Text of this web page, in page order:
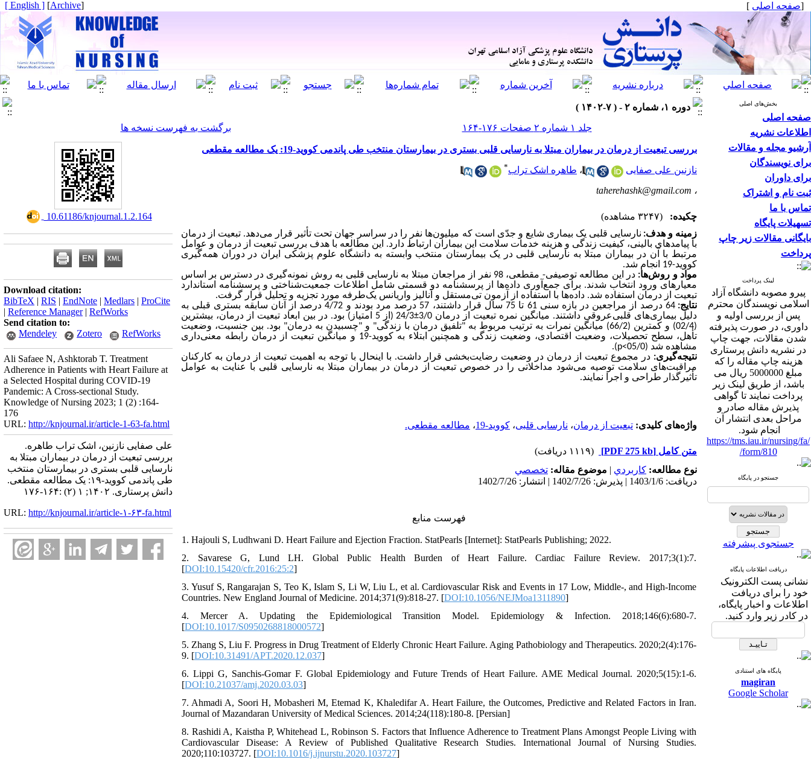
[صفحه اصلی ]
[
Archive
]
[ English ]
بخش‌های اصلی
صفحه اصلی
اطلاعات نشریه
آرشیو مجله و مقالات
برای نویسندگان
برای داوران
ثبت نام و اشتراک
تماس با ما
تسهیلات پایگاه
بایگانی مقالات زیر چاپ
پرداخت
لینک پرداخت
پیرو مصوبه دانشگاه آزاد
اسلامی نویسندگان محترم
پس از بررسی اولیه و
داوری، در صورت پذیرفته
شدن مقالات، جهت چاپ
در نشریه دانش پرستاری
هزینه چاپ مقاله را که
مبلغ 5000000 ریال می
باشد، از طریق لینک زیر
پرداخت نمایند تا گواهی
پذیرش مقاله صادر و
مراحل بعدی انتشار آن
انجام شود.
https://tms.iau.ir/nursing/fa/
form/810/
جستجو در پایگاه
جستجوی پیشرفته
دریافت اطلاعات پایگاه
نشانی پست الکترونیک
خود را برای دریافت
اطلاعات و اخبار پایگاه،
در کادر زیر وارد کنید.
پایگاه های استنادی
magiran
Google Scholar
دوره ۱، شماره ۲ - ( ۷-۱۴۰۲ )
جلد ۱ شماره ۲ صفحات ۱۷۶-۱۶۴
برگشت به فهرست نسخه ها
بررسی تبعیت از درمان در بیماران مبتلا به نارسایی قلبی بستری در بیمارستان منتخب طی پاندمی کووید-19: یک مطالعه مقطعی
نازنین علی صفایی ، طاهره اشک تراب*
، taherehashk@gmail.com
چکیده: (۳۲۴۷ مشاهده)
زمینه و هدف: نارسایی قلبی یک بیماری شایع و جدّی است که میلیون‌ها نفر را در سراسر جهان تحت تأثیر قرار می‌دهد. تبعیت از درمان
با پیامدهای بالینی، کیفیت زندگی و هزینه خدمات سلامت این بیماران ارتباط دارد. این مطالعه با هدف بررسی تبعیت از درمان و عوامل
مرتبط با آن در بیماران مبتلا به نارسایی قلبی در یک بیمارستان منتخب وابسته به دانشگاه علوم پزشکی ایران در دوران همه‌گیری
کووید-19 انجام شد.
مواد و روشها:
در این مطالعه توصیفی- مقطعی، 98 نفر از مراجعان مبتلا به نارسایی قلبی به روش نمونه‌گیری در دسترس بر اساس
معیارهای ورود انتخاب شدند. برای جمع‌آوری داده‌ها از پرسشنامه دو قسمتی شامل اطلاعات جمعیت‌شناختی و پرسشنامه استاندارد
تبعیت از درمان استفاده شد. داده‌ها با استفاده از آزمون تی‌مستقل و آنالیز واریانس یک‌طرفه مورد تجزیه و تحلیل قرار گرفت.
نتایج:
64 درصد از مراجعین در بازه سنی 61 تا 75 سال قرار داشتند، 57 درصد مرد بودند و 4/72 درصد از آنان سابقه بستری قبلی به
دلیل بیماری‌های قلبی‌عروقی داشتند. میانگین نمره تبعیت از درمان 3/0
±
24/3 (از 5 امتیاز) بود. در بین ابعاد تبعیت از درمان، بیشترین
(02/4) و کمترین (66/2) میانگین نمرات به ترتیب مربوط به "تلفیق درمان با زندگی" و "چسبیدن به درمان" بود. بین جنسیت، وضعیت
تأهل، سطح تحصیلات، وضعیت اقتصادی، وضعیت زندگی و همچنین ابتلاء به کووید-19 و میانگین تبعیت از درمان رابطه معنی‌داری
مشاهده شد (05/0>
p
).
نتیجه‌گیری: در مجموع تبعیت از درمان در وضعیت رضایتبخشی قرار داشت. با اینحال با توجه به اهمیت تبعیت از درمان به کارکنان
مراقبت‌های سلامت توصیه می‌شود مداخلاتی را در خصوص تبعیت از درمان در بیماران مبتلا به نارسایی قلبی با عنایت به عوامل
تأثیرگذار طراحی و اجرا نمایند.
واژه‌های کلیدی: تبعیت از درمان، نارسایی قلبی، کووید-19 ، مطالعه مقطعی.
متن کامل [PDF 275 kb]
(۱۱۱۹ دریافت)
نوع مطالعه: كاربردي | موضوع مقاله: تخصصي
دریافت: 1403/1/6 | پذیرش: 1402/7/26 | انتشار: 1402/7/26
فهرست منابع
1. Hajouli S, Ludhwani D. Heart Failure and Ejection Fraction. StatPearls [Internet]: StatPearls Publishing; 2022.
2. Savarese G, Lund LH. Global Public Health Burden of Heart Failure. Cardiac Failure Review. 2017;3(1):7.
[DOI:10.15420/cfr.2016:25:2]
3. Yusuf S, Rangarajan S, Teo K, Islam S, Li W, Liu L, et al. Cardiovascular Risk and Events in 17 Low, Middle-, and High-Income
Countries. New England Journal of Medicine. 2014;371(9):818-27. [DOI:10.1056/NEJMoa1311890]
4. Mercer A. Updating the Epidemiological Transition Model. Epidemiology & Infection. 2018;146(6):680-7.
[DOI:10.1017/S0950268818000572]
5. Zhang S, Liu F. Progress in Drug Treatment of Elderly Chronic Heart Failure. Aging Pathobiology and Therapeutics. 2020;2(4):176-
9. [DOI:10.31491/APT.2020.12.037]
6. Lippi G, Sanchis-Gomar F. Global Epidemiology and Future Trends of Heart Failure. AME Medical Journal. 2020;5(15):1-6.
[DOI:10.21037/amj.2020.03.03]
7. Ahmadi A, Soori H, Mobasheri M, Etemad K, Khaledifar A. Heart Failure, the Outcomes, Predictive and Related Factors in Iran.
Journal of Mazandaran University of Medical Sciences. 2014;24(118):180-8. [Persian]
8. Rashidi A, Kaistha P, Whitehead L, Robinson S. Factors that Influence Adherence to Treatment Plans Amongst People Living with
Cardiovascular Disease: A Review of Published Qualitative Research Studies. International Journal of Nursing Studies.
2020;110:103727. [DOI:10.1016/j.ijnurstu.2020.103727]
‎ 10.61186/knjournal.1.2.164
Download citation:
BibTeX | RIS | EndNote | Medlars | ProCite
| Reference Manager| RefWorks
Send citation to:
Mendeley
Zotero RefWorks
Ali Safaee N, Ashktorab T. Treatment
Adherence in Patients with Heart Failure at
a Selected Hospital during COVID-19
Pandemic: A Cross-sectional Study.
Knowledge of Nursing 2023; 1 (2) :164-
176
URL: http://knjournal.ir/article-1-63-fa.html
علی صفایی نازنین، اشک تراب طاهره.
بررسی تبعیت از درمان در بیماران مبتلا به
نارسایی قلبی بستری در بیمارستان منتخب
طی پاندمی کووید-۱۹: یک مطالعه مقطعی.
دانش پرستاری. ۱۴۰۲; ۱ (۲) :۱۶۴-۱۷۶
URL: http://knjournal.ir/article-۱-۶۳-fa.html